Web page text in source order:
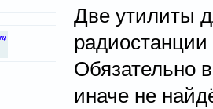
Две утилиты
Обязательно
иначе не